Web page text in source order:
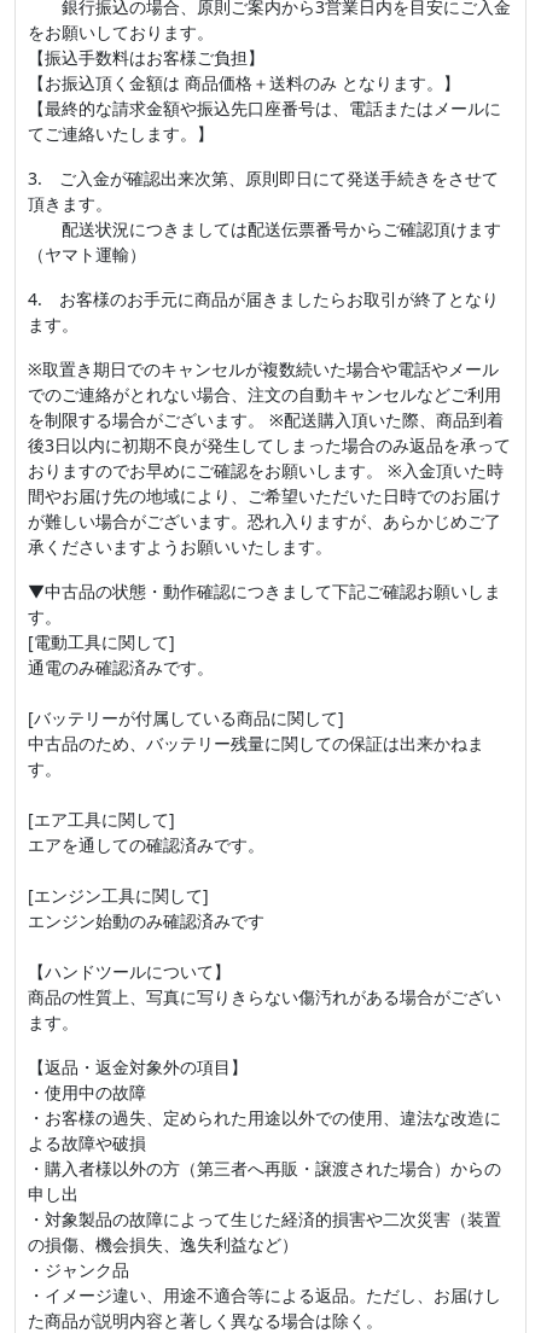
銀行振込の場合、原則ご案内から3営業日内を目安にご入金
をお願いしております。
【振込手数料はお客様ご負担】
【お振込頂く金額は 商品価格＋送料のみ となります。】
【最終的な請求金額や振込先口座番号は、電話またはメールに
てご連絡いたします。】
3. ご入金が確認出来次第、原則即日にて発送手続きをさせて
頂きます。
配送状況につきましては配送伝票番号からご確認頂けます
（ヤマト運輸）
4. お客様のお手元に商品が届きましたらお取引が終了となり
ます。
※取置き期日でのキャンセルが複数続いた場合や電話やメール
でのご連絡がとれない場合、注文の自動キャンセルなどご利用
を制限する場合がございます。 ※配送購入頂いた際、商品到着
後3日以内に初期不良が発生してしまった場合のみ返品を承って
おりますのでお早めにご確認をお願いします。 ※入金頂いた時
間やお届け先の地域により、ご希望いただいた日時でのお届け
が難しい場合がございます。恐れ入りますが、あらかじめご了
承くださいますようお願いいたします。
▼中古品の状態・動作確認につきまして下記ご確認お願いしま
す。
[電動工具に関して]
通電のみ確認済みです。
[バッテリーが付属している商品に関して]
中古品のため、バッテリー残量に関しての保証は出来かねま
す。
[エア工具に関して]
エアを通しての確認済みです。
[エンジン工具に関して]
エンジン始動のみ確認済みです
【ハンドツールについて】
商品の性質上、写真に写りきらない傷汚れがある場合がござい
ます。
【返品・返金対象外の項目】
・使用中の故障
・お客様の過失、定められた用途以外での使用、違法な改造に
よる故障や破損
・購入者様以外の方（第三者へ再販・譲渡された場合）からの
申し出
・対象製品の故障によって生じた経済的損害や二次災害（装置
の損傷、機会損失、逸失利益など）
・ジャンク品
・イメージ違い、用途不適合等による返品。ただし、お届けし
た商品が説明内容と著しく異なる場合は除く。